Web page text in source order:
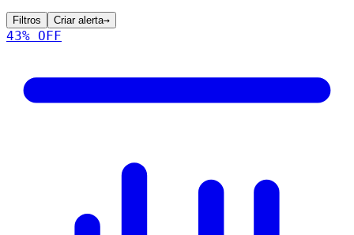
Filtros Criar alerta→
43% OFF